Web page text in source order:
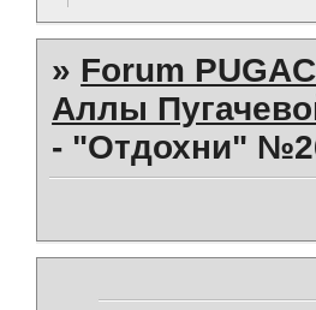
» Forum
Аллы
- "Отдохни"